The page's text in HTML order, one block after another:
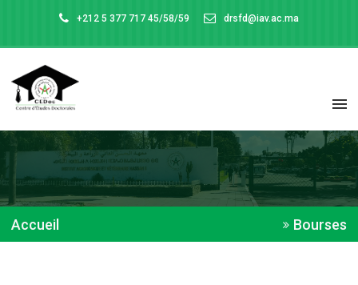
+212 5 377 717 45/58/59 drsfd@iav.ac.ma
Accueil Bourses